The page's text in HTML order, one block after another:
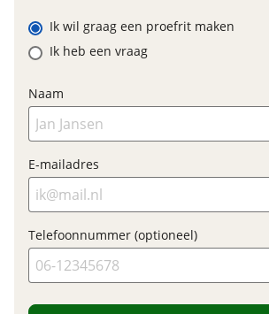
Financieel
Prijs
Bijtellingspercentage
Nieuwprijs
Garanties
BOVAG Garantie
Fabrieksgarantie
Ja
Ik wil graag een proefrit maken
Ik heb een vraag
Naam
E-mailadres
Telefoonnummer (optioneel)